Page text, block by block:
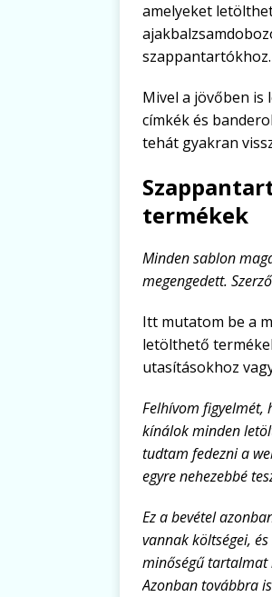
amelyeket
szappantartókhoz.
Mivel a jövőben
címkék és
tehát gyakran
termékek
Minden sablon
megengedett.
Itt mutatom be a
letölthető
utasításokhoz
Felhívom figyelmét,
kínálok minden
tudtam fedezni a
egyre nehezebbé
Ez a bevétel
vannak költségei,
minőségű tartalmat
Azonban továbbra